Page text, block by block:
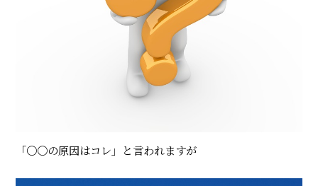
「〇〇の原因はコレ」と言われますが